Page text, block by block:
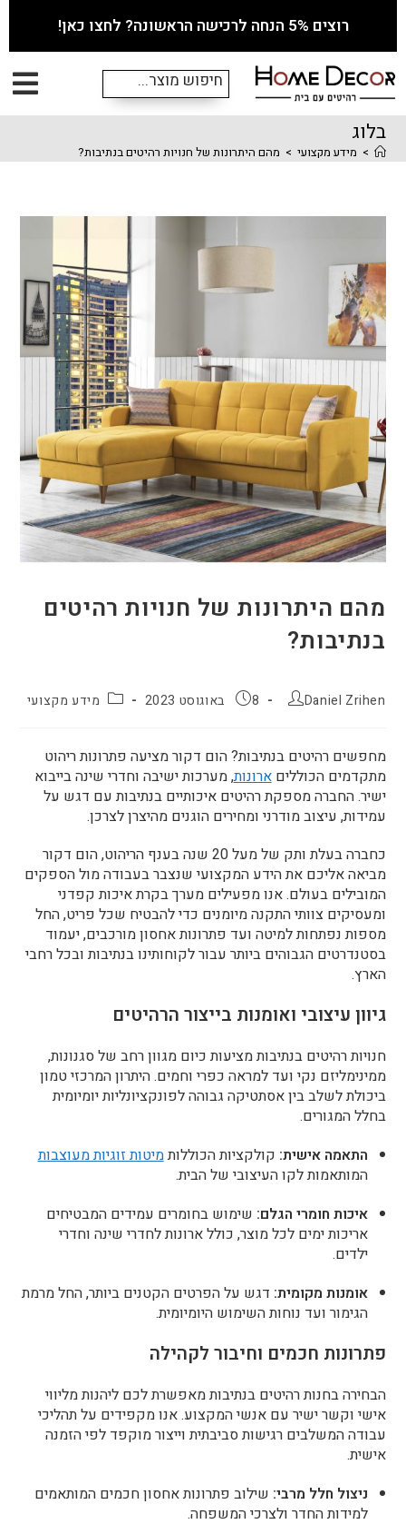
רוצים 5% הנחה לרכישה הראשונה? לחצו כאן!
בלוג
> מידע מקצועי > מהם היתרונות של חנויות רהיטים בנתיבות?
מהם היתרונות של חנויות רהיטים
בנתיבות?
Daniel Zrihen 8 באוגוסט 2023 מידע מקצועי
מחפשים רהיטים בנתיבות? הום דקור מציעה פתרונות ריהוט
מתקדמים הכולליםארונות, מערכות ישיבה וחדרי שינה בייבוא
ישיר. החברה מספקת רהיטים איכותיים בנתיבות עם דגש על
עמידות, עיצוב מודרני ומחירים הוגנים מהיצרן לצרכן.
כחברה בעלת ותק של מעל 20 שנה בענף הריהוט, הום דקור
מביאה אליכם את הידע המקצועי שנצבר בעבודה מול הספקים
המובילים בעולם. אנו מפעילים מערך בקרת איכות קפדני
ומעסיקים צוותי התקנה מיומנים כדי להבטיח שכל פריט, החל
מספות נפתחות למיטה ועד פתרונות אחסון מורכבים, יעמוד
בסטנדרטים הגבוהים ביותר עבור לקוחותינו בנתיבות ובכל רחבי
הארץ.
גיוון עיצובי ואומנות בייצור הרהיטים
חנויות רהיטים בנתיבות מציעות כיום מגוון רחב של סגנונות,
ממינימליזם נקי ועד למראה כפרי וחמים. היתרון המרכזי טמון
ביכולת לשלב בין אסתטיקה גבוהה לפונקציונליות יומיומית
בחלל המגורים.
התאמה אישית: קולקציות הכוללותמיטות זוגיות מעוצבות
המותאמות לקו העיצובי של הבית.
איכות חומרי הגלם: שימוש בחומרים עמידים המבטיחים
אריכות ימים לכל מוצר, כולל ארונות לחדרי שינה וחדרי
ילדים.
אומנות מקומית: דגש על הפרטים הקטנים ביותר, החל מרמת
הגימור ועד נוחות השימוש היומיומית.
פתרונות חכמים וחיבור לקהילה
הבחירה בחנות רהיטים בנתיבות מאפשרת לכם ליהנות מליווי
אישי וקשר ישיר עם אנשי המקצוע. אנו מקפידים על תהליכי
עבודה המשלבים רגישות סביבתית וייצור מוקפד לפי הזמנה
אישית.
ניצול חלל מרבי: שילוב פתרונות אחסון חכמים המותאמים
למידות החדר ולצרכי המשפחה.